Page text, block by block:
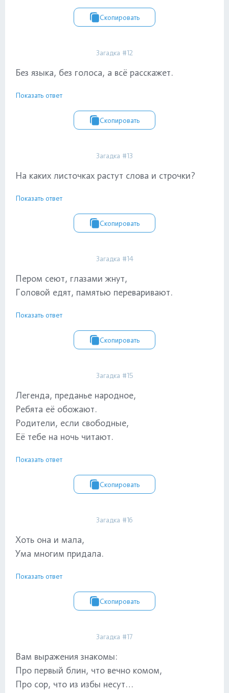
Скопировать
Загадка #12
Без языка, без голоса, а всё расскажет.
Показать ответ
Скопировать
Загадка #13
На каких листочках растут слова и строчки?
Показать ответ
Скопировать
Загадка #14
Пером сеют, глазами жнут,
Головой едят, памятью переваривают.
Показать ответ
Скопировать
Загадка #15
Легенда, преданье народное,
Ребята её обожают.
Родители, если свободные,
Её тебе на ночь читают.
Показать ответ
Скопировать
Загадка #16
Хоть она и мала,
Ума многим придала.
Показать ответ
Скопировать
Загадка #17
Вам выражения знакомы:
Про первый блин, что вечно комом,
Про сор, что из избы несут…